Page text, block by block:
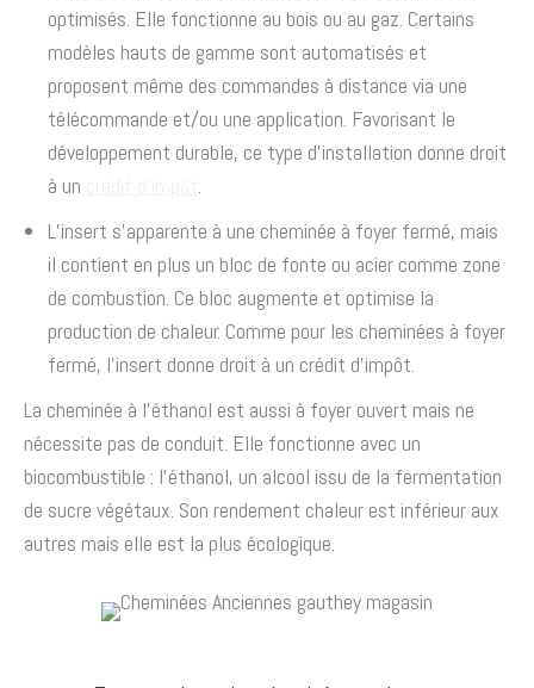
optimisés. Elle fonctionne au bois ou au gaz. Certains
modèles hauts de gamme sont automatisés et
proposent même des commandes à distance via une
télécommande et/ou une application. Favorisant le
développement durable, ce type d’installation donne droit
à un
.
L’insert s’apparente à une cheminée à foyer fermé, mais
il contient en plus un bloc de fonte ou acier comme zone
de combustion. Ce bloc augmente et optimise la
production de chaleur. Comme pour les cheminées à foyer
fermé, l’insert donne droit à un crédit d’impôt.
La cheminée à l’éthanol est aussi à foyer ouvert mais ne
nécessite pas de conduit. Elle fonctionne avec un
biocombustible : l’éthanol, un alcool issu de la fermentation
de sucre végétaux. Son rendement chaleur est inférieur aux
autres mais elle est la plus écologique.